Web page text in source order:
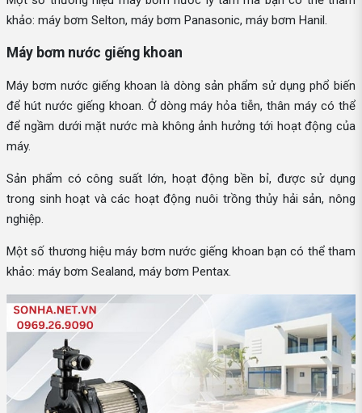
khảo: máy bơm Selton, máy bơm Panasonic, máy bơm Hanil.
Máy bơm nước giếng khoan
Máy bơm nước giếng khoan là dòng sản phẩm sử dụng phổ biến
để hút nước giếng khoan. Ở dòng máy hỏa tiễn, thân máy có thể
để ngầm dưới mặt nước mà không ảnh hưởng tới hoạt động của
máy.
Sản phẩm có công suất lớn, hoạt động bền bỉ, được sử dụng
trong sinh hoạt và các hoạt động nuôi trồng thủy hải sản, nông
nghiệp.
Một số thương hiệu máy bơm nước giếng khoan bạn có thể tham
khảo: máy bơm Sealand, máy bơm Pentax.